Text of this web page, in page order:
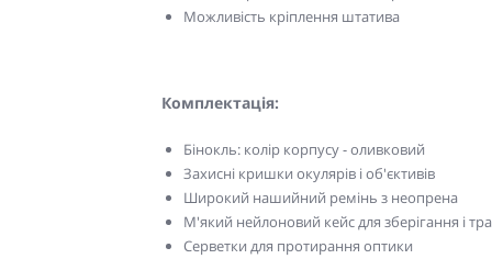
Можливість кріплення штатива
Комплектація:
Бінокль: колір корпусу - оливковий
Захисні кришки окулярів і об'єктивів
Широкий нашийний ремінь з неопрена
М'який нейлоновий кейс для зберігання і
Серветки для протирання оптики